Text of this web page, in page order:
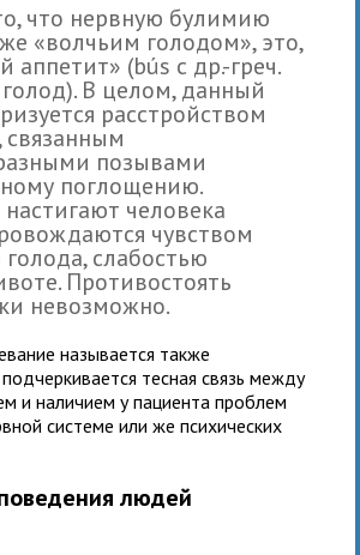
что нервную булимию
«волчьим голодом», это,
аппетит» (bús с др.-греч.
В целом, данный
расстройством
позывами
поглощению.
человека
чувством
слабостью
Противостоять
невозможно.
называется также
тесная связь между
и наличием у пациента проблем
системе или же психических
людей